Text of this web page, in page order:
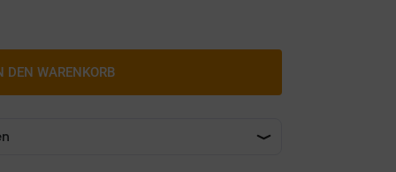
DEN WARENKORB